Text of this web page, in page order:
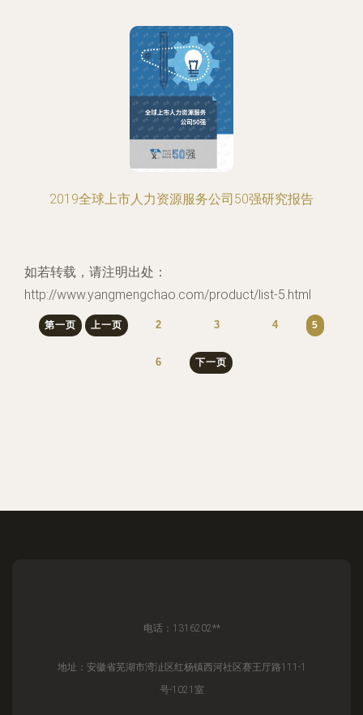
2019全球上市人力资源服务公司50强研究报告
如若转载，请注明出处：
http://www.yangmengchao.com/product/list-5.html
第一页 上一页 2 3 4 5
6 下一页
电话：1316202**
地址：安徽省芜湖市湾沚区红杨镇西河社区赛王厅路111-1
号-1021室